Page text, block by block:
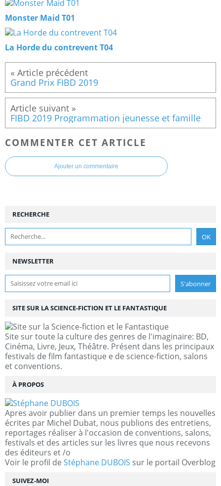
Monster Maid T01
La Horde du contrevent T04
Grand Prix FIBD 2019
FIBD 2019 Programmation jeunesse et famille
COMMENTER CET ARTICLE
Ajouter un commentaire
NEWSLETTER
SUIVEZ-MOI
RECHERCHE
SITE SUR LA SCIENCE-FICTION ET LE FANTASTIQUE
Site sur toute la culture des genres de l'imaginaire: BD,
Cinéma, Livre, Jeux, Théâtre. Présent dans les principaux
festivals de film fantastique e de science-fiction, salons
et conventions.
À PROPOS
Apres avoir publier dans un premier temps les nouvelles
écrites par Michel Dubat, nous publions des entretiens,
reportages réaliser à l'occasion de conventions, salons,
festivals et des articles sur les livres que nous recevons
des éditeurs et /o
Voir le profil de Stéphane DUBOIS sur le portail Overblog